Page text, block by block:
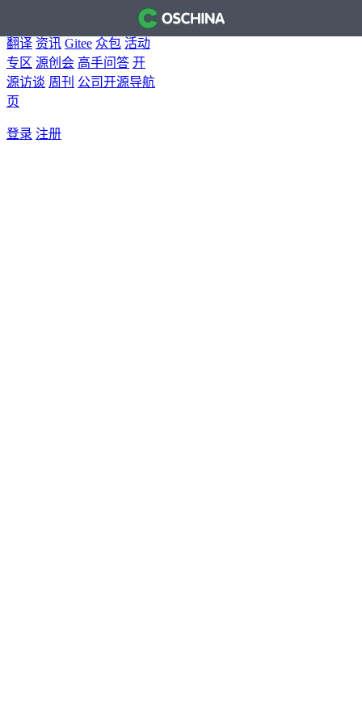
博客
翻译 资讯 Gitee 众包 活动
专区 源创会 高手问答 开
源访谈 周刊 公司开源导航
页
登录 注册